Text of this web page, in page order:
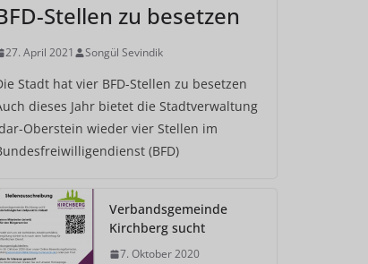
Stellen zu besetzen
27. April 2021 Songül Sevindik
Stadt hat vier BFD-Stellen zu besetzen
dieses Jahr bietet die Stadtverwaltung
Oberstein wieder vier Stellen im
(BFD)
Verbandsgemeinde
Kirchberg sucht
7. Oktober 2020